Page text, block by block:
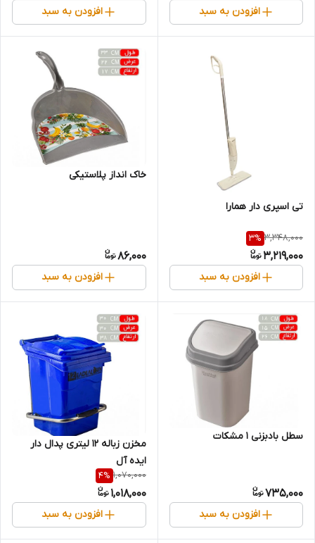
افزودن به سبد افزودن به سبد
تی اسپری دار همارا
3,348,000
3%
3,219,000
افزودن به سبد
خاک انداز پلاستیکی
86,000
افزودن به سبد
سطل بادبزنی 1 مشکات
735,000
افزودن به سبد
مخزن زباله 12 لیتری پدال دار
ایده آل
1,070,000
4%
1,018,000
افزودن به سبد